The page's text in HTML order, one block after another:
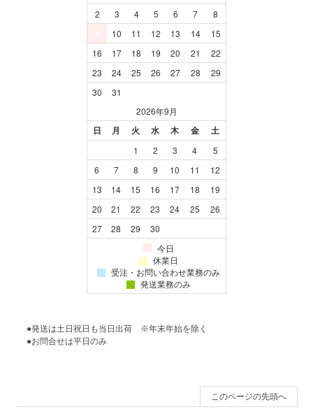
●発送は土日祝日も当日出荷 ※年末年始を除く
●お問合せは平日のみ
このページの先頭へ